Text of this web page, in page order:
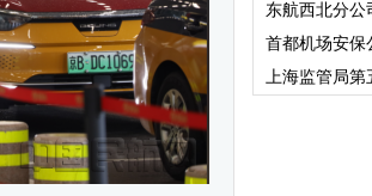
东航西北分公
首都机场安保
上海监管局第